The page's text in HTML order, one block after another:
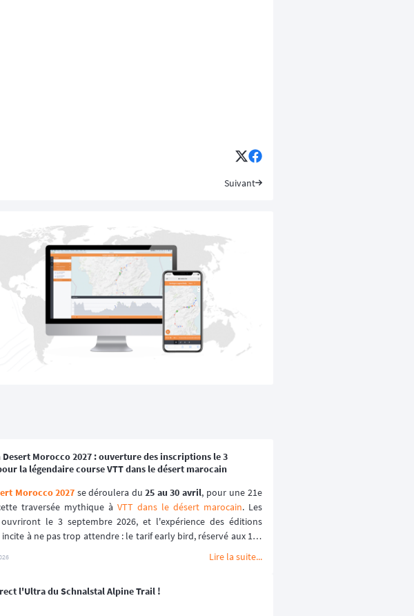
Suivant
Morocco 2027 : ouverture des inscriptions le 3
la légendaire course VTT dans le désert marocain
Morocco 2027 se déroulera du 25 au 30 avril, pour une 21e
traversée mythique à VTT dans le désert marocain. Les
le 3 septembre 2026, et l'expérience des éditions
à ne pas trop attendre : le tarif early bird, réservé aux 100
Lire la suite...
l'Ultra du Schnalstal Alpine Trail !